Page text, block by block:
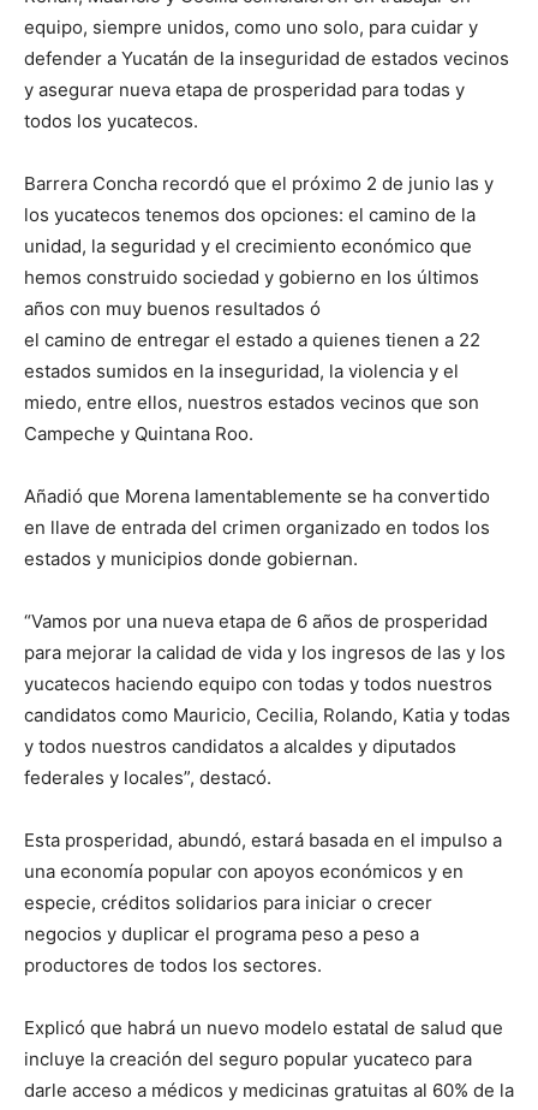
equipo, siempre unidos, como uno solo, para cuidar y
defender a Yucatán de la inseguridad de estados vecinos
y asegurar nueva etapa de prosperidad para todas y
todos los yucatecos.
Barrera Concha recordó que el próximo 2 de junio las y
los yucatecos tenemos dos opciones: el camino de la
unidad, la seguridad y el crecimiento económico que
hemos construido sociedad y gobierno en los últimos
años con muy buenos resultados ó
el camino de entregar el estado a quienes tienen a 22
estados sumidos en la inseguridad, la violencia y el
miedo, entre ellos, nuestros estados vecinos que son
Campeche y Quintana Roo.
Añadió que Morena lamentablemente se ha convertido
en llave de entrada del crimen organizado en todos los
estados y municipios donde gobiernan.
“Vamos por una nueva etapa de 6 años de prosperidad
para mejorar la calidad de vida y los ingresos de las y los
yucatecos haciendo equipo con todas y todos nuestros
candidatos como Mauricio, Cecilia, Rolando, Katia y todas
y todos nuestros candidatos a alcaldes y diputados
federales y locales”, destacó.
Esta prosperidad, abundó, estará basada en el impulso a
una economía popular con apoyos económicos y en
especie, créditos solidarios para iniciar o crecer
negocios y duplicar el programa peso a peso a
productores de todos los sectores.
Explicó que habrá un nuevo modelo estatal de salud que
incluye la creación del seguro popular yucateco para
darle acceso a médicos y medicinas gratuitas al 60% de la